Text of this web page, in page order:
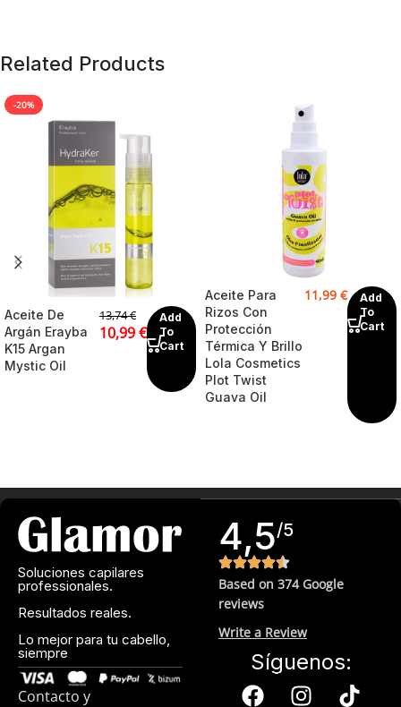
Related Products
-20%
Aceite De
Argán Erayba
K15 Argan
Mystic Oil
13,74€
10,99€
Add
To
Cart
Aceite Para
Rizos Con
Protección
Térmica Y Brillo
Lola Cosmetics
Plot Twist
Guava Oil
11,99 €
Add
To
Cart
Soluciones capilares
professionales.
Resultados reales.
Lo mejor para tu cabello,
siempre
Contacto y
4,5/5
Based on 374 Google
reviews
Write a Review
Síguenos: